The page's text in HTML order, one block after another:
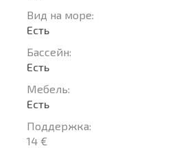
Вид на море:
Есть
Басcейн:
Есть
Мебель:
Есть
Поддержка:
14 €